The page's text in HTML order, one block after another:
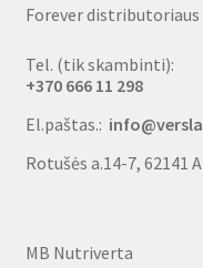
Forever distributoriaus
Tel. (tik skambinti):
+370 666 11 298
El.paštas.:
Rotušės a.14-7, 62141
MB Nutriverta